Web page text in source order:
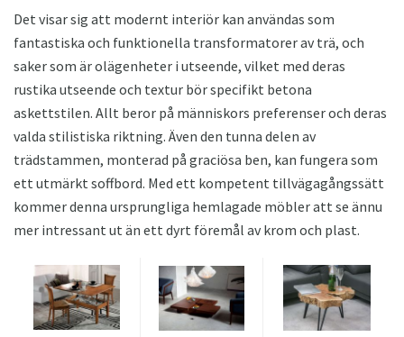
Det visar sig att modernt interiör kan användas som
fantastiska och funktionella transformatorer av trä, och
saker som är olägenheter i utseende, vilket med deras
rustika utseende och textur bör specifikt betona
askettstilen. Allt beror på människors preferenser och deras
valda stilistiska riktning. Även den tunna delen av
trädstammen, monterad på graciösa ben, kan fungera som
ett utmärkt soffbord. Med ett kompetent tillvägagångssätt
kommer denna ursprungliga hemlagade möbler att se ännu
mer intressant ut än ett dyrt föremål av krom och plast.